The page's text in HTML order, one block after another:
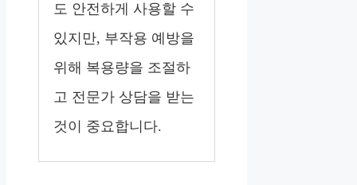
도 안전하게 사용할 수
있지만, 부작용 예방을
위해 복용량을 조절하
고 전문가 상담을 받는
것이 중요합니다.